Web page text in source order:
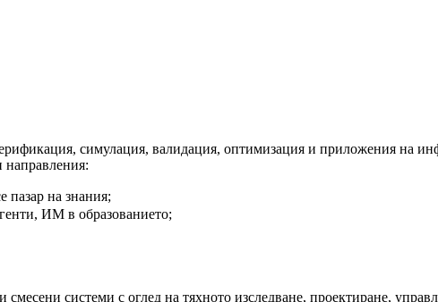
симулация, валидация, оптимизация и приложения на
пазар на знания;
ИМ в образованието;
системи с оглед на тяхното изследване, проектиране,